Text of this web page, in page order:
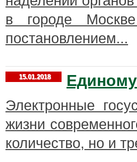
в городе
постановлением...
15.01.2018
Электронные
жизни
количество, но и